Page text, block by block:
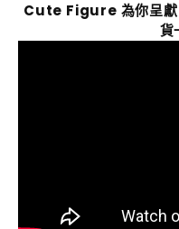
Cute Figure 為你呈獻
貨